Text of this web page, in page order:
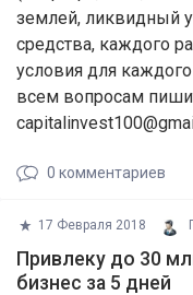
землей, ликвидный
средства, каждого
условия для
всем вопросам
0 комментариев
17 Февраля 2018
Привлеку до 30
бизнес за 5 дней